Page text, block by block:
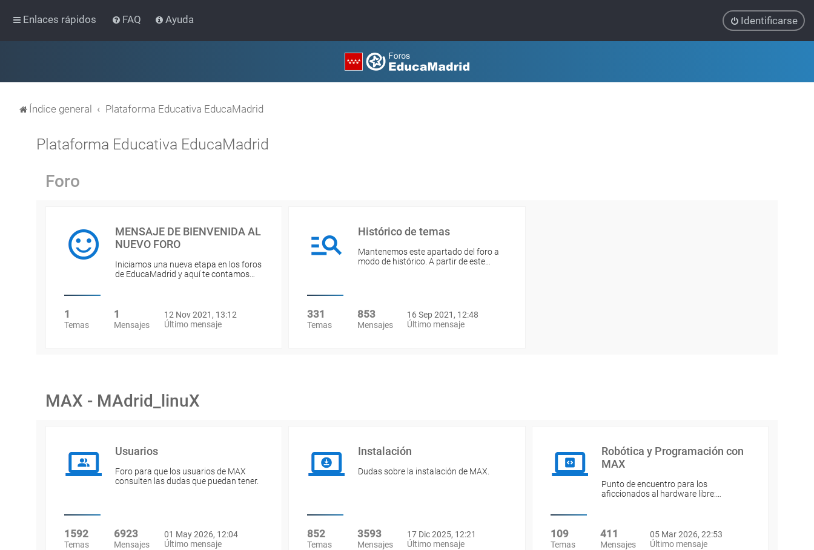
Enlaces rápidos FAQ Ayuda Identificarse
Índice general Plataforma Educativa EducaMadrid
Plataforma Educativa EducaMadrid
Foro
MENSAJE DE BIENVENIDA AL
NUEVO FORO
Iniciamos una nueva etapa en los foros
de EducaMadrid y aquí te contamos…
1
Temas
1
Mensajes
12 Nov 2021, 13:12
Último mensaje
Histórico de temas
Mantenemos este apartado del foro a
modo de histórico. A partir de este…
331
Temas
853
Mensajes
16 Sep 2021, 12:48
Último mensaje
MAX - MAdrid_linuX
Usuarios
Foro para que los usuarios de MAX
consulten las dudas que puedan tener.
1592
Temas
6923
Mensajes
01 May 2026, 12:04
Último mensaje
Instalación
Dudas sobre la instalación de MAX.
852
Temas
3593
Mensajes
17 Dic 2025, 12:21
Último mensaje
Robótica y Programación con
MAX
Punto de encuentro para los
aficcionados al hardware libre:…
109
Temas
411
Mensajes
05 Mar 2026, 22:53
Último mensaje